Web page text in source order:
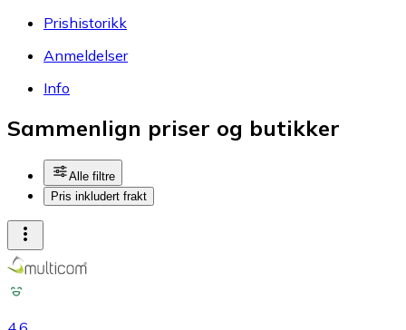
Prishistorikk
Anmeldelser
Info
Sammenlign priser og butikker
Alle filtre
Pris inkludert frakt